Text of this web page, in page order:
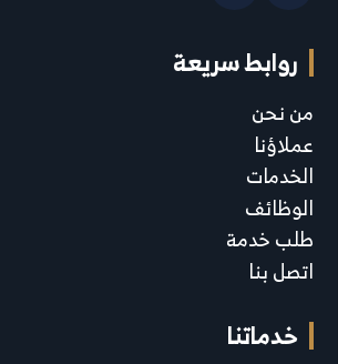
روابط سريعة
من نحن
عملاؤنا
الخدمات
الوظائف
طلب خدمة
اتصل بنا
خدماتنا